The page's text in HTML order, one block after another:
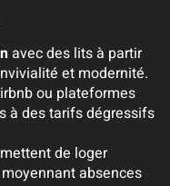
avec des lits à partir
et modernité.
ou plateformes
à des tarifs dégressifs
de loger
absences